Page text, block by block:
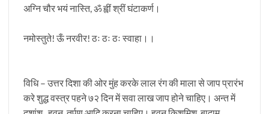
अग्नि चौर भयं नास्ति, ॐ ह्वीं श्रीं घंटाकर्ण।
नमोस्तुते! ऊँ नरवीर! ठः ठः ठः स्वाहा।।
विधि – उत्तर दिशा की ओर मुंह करके लाल रंग की माला से जाप प्रारंभ
करे शुद्ध वस्त्र पहने ७२ दिन में सवा लाख जाप होने चाहिए। अन्त में